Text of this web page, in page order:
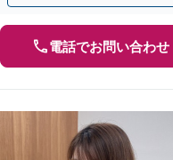
電話でお問い合わせ